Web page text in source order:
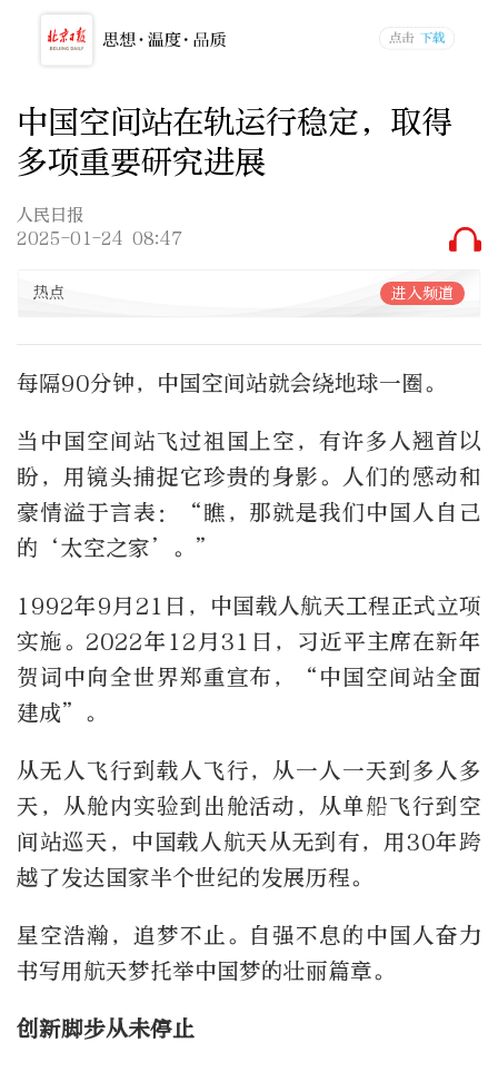
中国空间站在轨运行稳定，取得
多项重要研究进展
人民日报
2025-01-24 08:47
热点 进入频道
每隔90分钟，中国空间站就会绕地球一圈。
当中国空间站飞过祖国上空，有许多人翘首以
盼，用镜头捕捉它珍贵的身影。人们的感动和
豪情溢于言表：“瞧，那就是我们中国人自己
的‘太空之家’。”
1992年9月21日，中国载人航天工程正式立项
实施。2022年12月31日，习近平主席在新年
贺词中向全世界郑重宣布，“中国空间站全面
建成”。
从无人飞行到载人飞行，从一人一天到多人多
天，从舱内实验到出舱活动，从单船飞行到空
间站巡天，中国载人航天从无到有，用30年跨
越了发达国家半个世纪的发展历程。
星空浩瀚，追梦不止。自强不息的中国人奋力
书写用航天梦托举中国梦的壮丽篇章。
创新脚步从未停止